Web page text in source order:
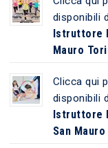
disponibili
Istruttore
Mauro
Clicca qui
disponibili
Istruttore
San